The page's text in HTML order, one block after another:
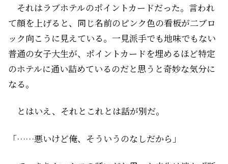
それはラブホテルのポイントカードだった。言われ
て顔を上げると、同じ名前のピンク色の看板が二ブロ
ック向こうに見えている。一見派手でも地味でもない
普通の女子大生が、ポイントカードを埋めるほど特定
のホテルに通い詰めているのだと思うと奇妙な気分に
なる。
とはいえ、それとこれとは話が別だ。
「……悪いけど俺、そういうのなしだから」